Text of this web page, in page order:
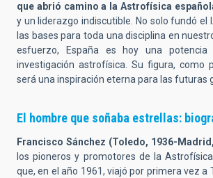
que abrió camino a la Astrofísica
y un liderazgo indiscutible. No solo fundó el
las bases para toda una disciplina en
esfuerzo, España es hoy una potencia
investigación astrofísica. Su figura, como
será una inspiración eterna para las futuras
El hombre que soñaba estrellas:
Francisco Sánchez (Toledo, 1936-
los pioneros y promotores de la
que, en el año 1961, viajó por primera vez a